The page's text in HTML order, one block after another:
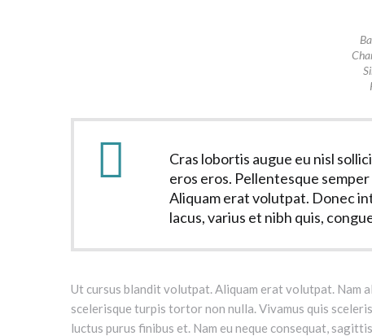
Cras lobortis augue eu nisl
eros eros. Pellentesque
Aliquam erat volutpat. Donec
lacus, varius et nibh quis,
Ut cursus blandit volutpat. Aliquam erat volutpat.
scelerisque turpis tortor non nulla. Vivamus quis
luctus purus finibus et. Nam eu neque consequat,